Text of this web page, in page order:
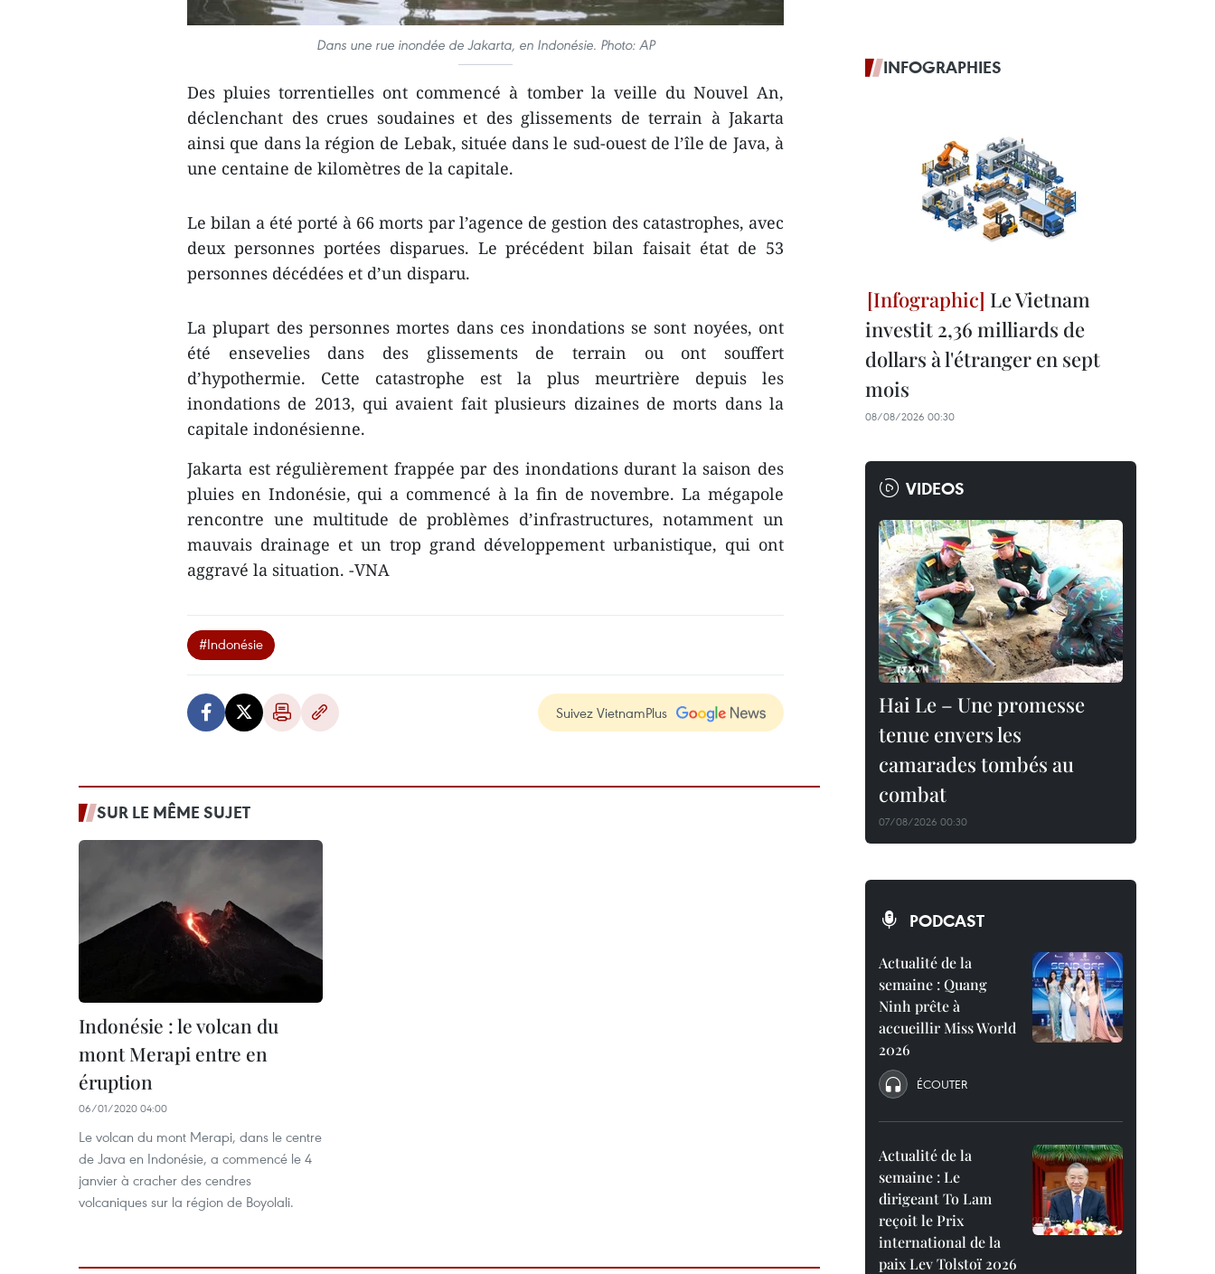
Dans une rue inondée de Jakarta, en Indonésie. Photo: AP
Des pluies torrentielles ont commencé à tomber la veille du Nouvel An,
déclenchant des crues soudaines et des glissements de terrain à Jakarta
ainsi que dans la région de Lebak, située dans le sud-ouest de l’île de Java, à
une centaine de kilomètres de la capitale.
Le bilan a été porté à 66 morts par l’agence de gestion des catastrophes, avec
deux personnes portées disparues. Le précédent bilan faisait état de 53
personnes décédées et d’un disparu.
La plupart des personnes mortes dans ces inondations se sont noyées, ont
été ensevelies dans des glissements de terrain ou ont souffert
d’hypothermie. Cette catastrophe est la plus meurtrière depuis les
inondations de 2013, qui avaient fait plusieurs dizaines de morts dans la
capitale indonésienne.
Jakarta est régulièrement frappée par des inondations durant la saison des
pluies en Indonésie, qui a commencé à la fin de novembre. La mégapole
rencontre une multitude de problèmes d’infrastructures, notamment un
mauvais drainage et un trop grand développement urbanistique, qui ont
aggravé la situation. -VNA
#Indonésie
Suivez VietnamPlus
SUR LE MÊME SUJET
Indonésie : le volcan du
mont Merapi entre en
éruption
06/01/2020 04:00
Le volcan du mont Merapi, dans le centre
de Java en Indonésie, a commencé le 4
janvier à cracher des cendres
volcaniques sur la région de Boyolali.
INFOGRAPHIES
Le Vietnam
investit 2,36 milliards de
dollars à l'étranger en sept
mois
08/08/2026 00:30
VIDEOS
Hai Le – Une promesse
tenue envers les
camarades tombés au
combat
07/08/2026 00:30
PODCAST
Actualité de la
semaine : Quang
Ninh prête à
accueillir Miss World
2026
ÉCOUTER
Actualité de la
semaine : Le
dirigeant To Lam
reçoit le Prix
international de la
paix Lev Tolstoï 2026